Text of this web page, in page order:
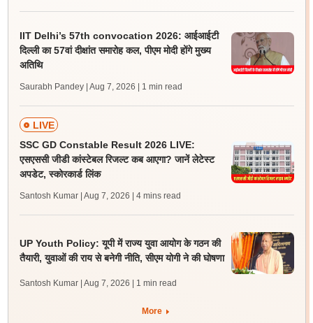
IIT Delhi’s 57th convocation 2026: आईआईटी
दिल्ली का 57वां दीक्षांत समारोह कल, पीएम मोदी होंगे मुख्य
अतिथि
Saurabh Pandey | Aug 7, 2026 | 1 min read
LIVE
SSC GD Constable Result 2026 LIVE:
एसएससी जीडी कांस्टेबल रिजल्ट कब आएगा? जानें लेटेस्ट
अपडेट, स्कोरकार्ड लिंक
Santosh Kumar | Aug 7, 2026 | 4 mins read
UP Youth Policy: यूपी में राज्य युवा आयोग के गठन की
तैयारी, युवाओं की राय से बनेगी नीति, सीएम योगी ने की घोषणा
Santosh Kumar | Aug 7, 2026 | 1 min read
More